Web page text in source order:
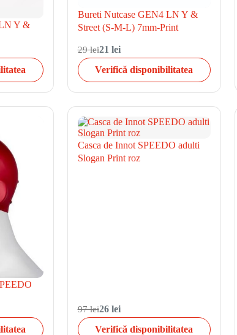
Y &
Bureti Nutcase GEN4 LN Y &
Street (S-M-L) 7mm-Print
29 lei21 lei
Verifică disponibilitatea
Casca de Innot SPEEDO adulti
Slogan Print roz
97 lei26 lei
Verifică disponibilitatea